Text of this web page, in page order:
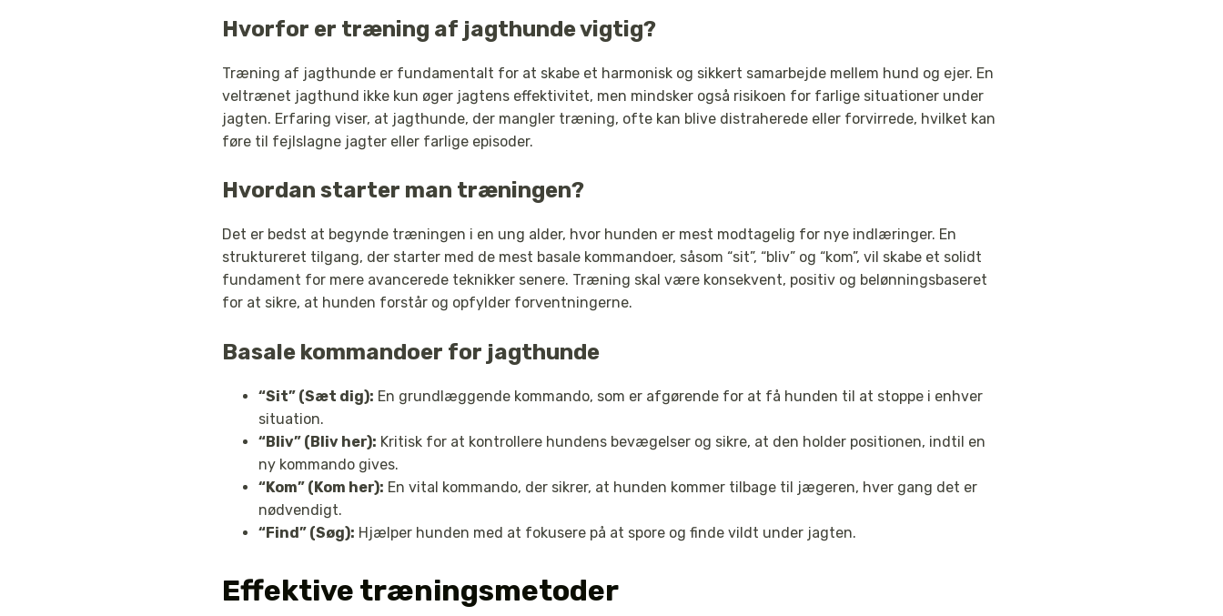
Hvorfor er træning af jagthunde vigtig?
Træning af jagthunde er fundamentalt for at skabe et harmonisk og sikkert samarbejde mellem hund og ejer. En
veltrænet jagthund ikke kun øger jagtens effektivitet, men mindsker også risikoen for farlige situationer under
jagten. Erfaring viser, at jagthunde, der mangler træning, ofte kan blive distraherede eller forvirrede, hvilket kan
føre til fejlslagne jagter eller farlige episoder.
Hvordan starter man træningen?
Det er bedst at begynde træningen i en ung alder, hvor hunden er mest modtagelig for nye indlæringer. En
struktureret tilgang, der starter med de mest basale kommandoer, såsom “sit”, “bliv” og “kom”, vil skabe et solidt
fundament for mere avancerede teknikker senere. Træning skal være konsekvent, positiv og belønningsbaseret
for at sikre, at hunden forstår og opfylder forventningerne.
Basale kommandoer for jagthunde
“Sit” (Sæt dig): En grundlæggende kommando, som er afgørende for at få hunden til at stoppe i enhver
situation.
“Bliv” (Bliv her): Kritisk for at kontrollere hundens bevægelser og sikre, at den holder positionen, indtil en
ny kommando gives.
“Kom” (Kom her): En vital kommando, der sikrer, at hunden kommer tilbage til jægeren, hver gang det er
nødvendigt.
“Find” (Søg): Hjælper hunden med at fokusere på at spore og finde vildt under jagten.
Effektive træningsmetoder